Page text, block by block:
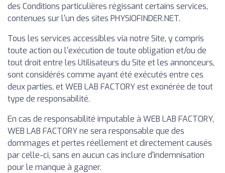
des Conditions particulières régissant certains services,
contenues sur l'un des sites PHYSIOFINDER.NET.
Tous les services accessibles via notre Site, y compris
toute action ou l'exécution de toute obligation et/ou de
tout droit entre les Utilisateurs du Site et les annonceurs,
sont considérés comme ayant été exécutés entre ces
deux parties, et WEB LAB FACTORY est exonérée de tout
type de responsabilité.
En cas de responsabilité imputable à WEB LAB FACTORY,
WEB LAB FACTORY ne sera responsable que des
dommages et pertes réellement et directement causés
par celle-ci, sans en aucun cas inclure d'indemnisation
pour le manque à gagner.